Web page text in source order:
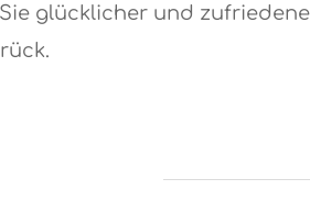
glücklicher und